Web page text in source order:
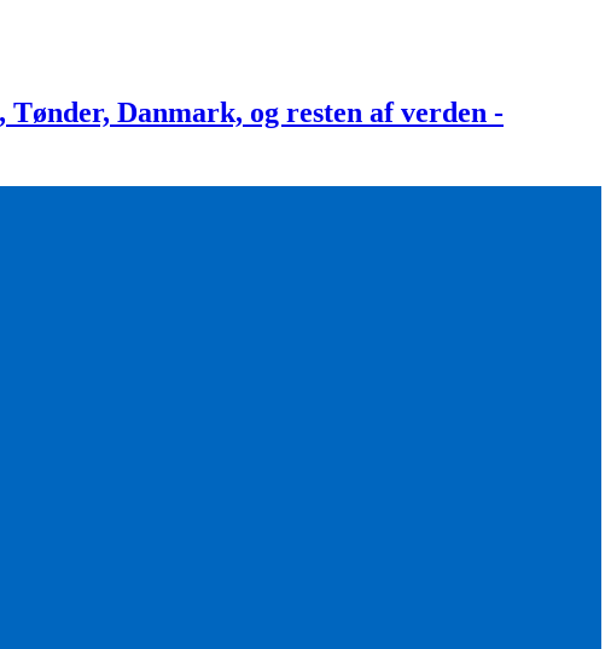
Danmark, og resten af verden -